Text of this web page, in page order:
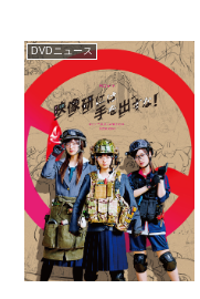
DVDニュース